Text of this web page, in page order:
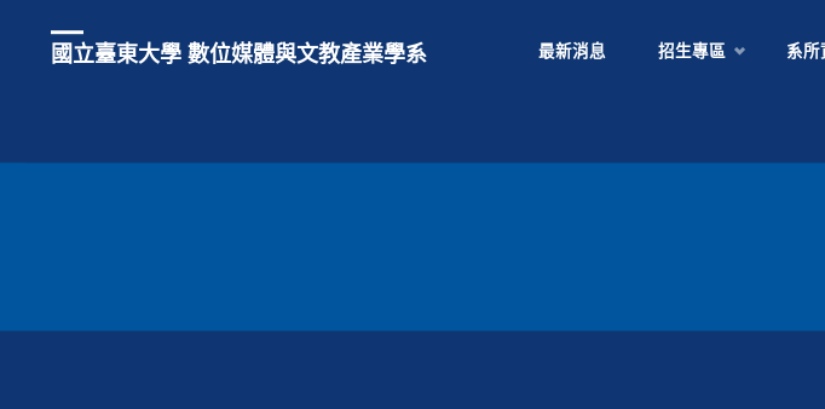
國立臺東大學 數位媒體與文教產業學系 最新消息 招生專區 系所